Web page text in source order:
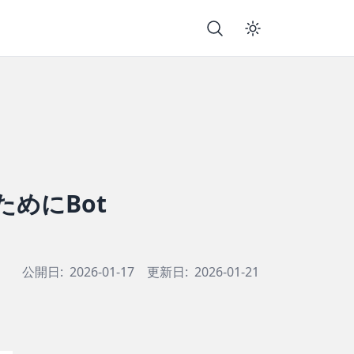
めにBot
公開日: 2026-01-17 更新日: 2026-01-21